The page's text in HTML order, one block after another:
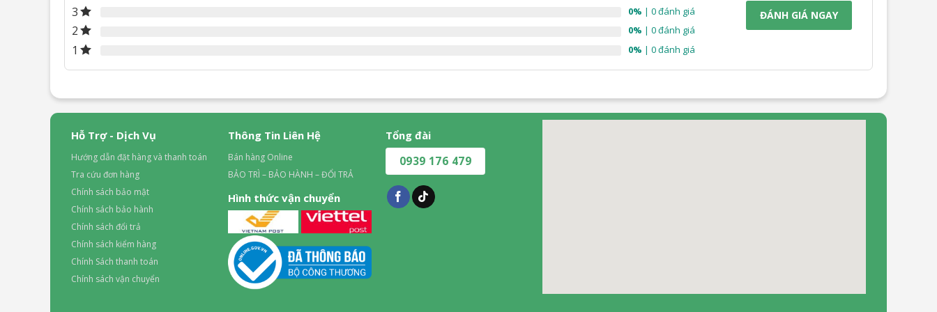
3 0% | 0 đánh giá
2 0% | 0 đánh giá
1 0% | 0 đánh giá
ĐÁNH GIÁ NGAY
Hỗ Trợ - Dịch Vụ
Hướng dẫn đặt hàng và thanh toán
Tra cứu đơn hàng
Chính sách bảo mật
Chính sách bảo hành
Chính sách đổi trả
Chính sách kiểm hàng
Chính Sách thanh toán
Chính sách vận chuyển
Thông Tin Liên Hệ
Bán hàng Online
BẢO TRÌ – BẢO HÀNH – ĐỔI TRẢ
Hình thức vận chuyển
Tổng đài
0939 176 479